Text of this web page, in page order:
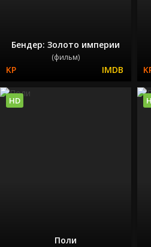
Бендер: Золото империи
(фильм)
Поли
HD